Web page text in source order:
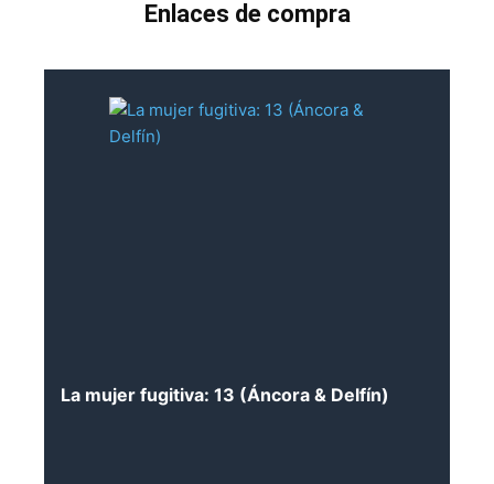
Enlaces de compra
La mujer fugitiva: 13 (Áncora & Delfín)